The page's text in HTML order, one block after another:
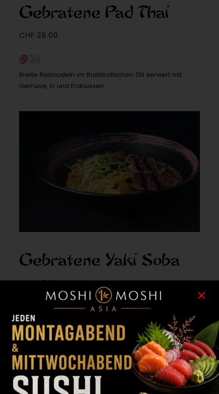
Gebratene Pad Thai
CHF 28.00
Breite Reisnudeln im thailändischen Stil serviert mit
Gemüse, Ei und Erdnüssen
Gebratene Yaki Soba
CHF28.00
Dicke Weizennudeln im japanischen Stil serviert mit
Gemüse